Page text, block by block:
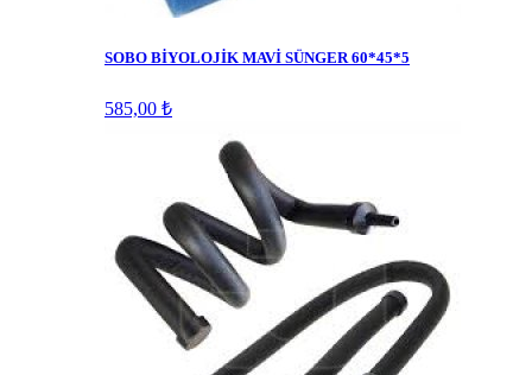
SOBO BİYOLOJİK MAVİ SÜNGER 60*45*5
585,00 ₺